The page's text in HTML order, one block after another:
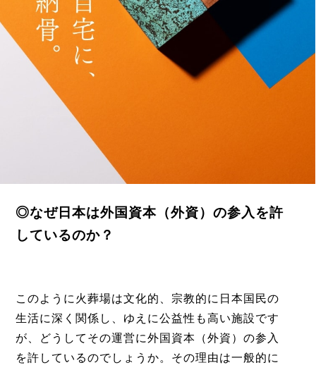
◎なぜ日本は外国資本（外資）の参入を許
しているのか？
このように火葬場は文化的、宗教的に日本国民の
生活に深く関係し、ゆえに公益性も高い施設です
が、どうしてその運営に外国資本 （外資） の参入
を許しているのでしょうか。その理由は一般的に